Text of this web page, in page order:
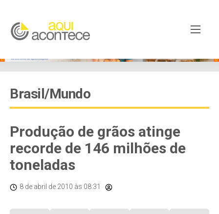
Brasil/Mundo
Produção de grãos atinge
recorde de 146 milhões de
toneladas
8 de abril de 2010 às 08:31